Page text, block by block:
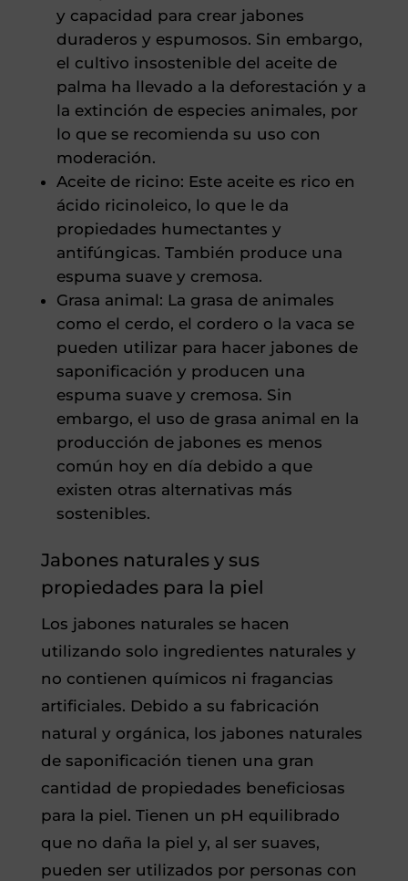
y capacidad para crear jabones
duraderos y espumosos. Sin embargo,
el cultivo insostenible del aceite de
palma ha llevado a la deforestación y a
la extinción de especies animales, por
lo que se recomienda su uso con
moderación.
Aceite de ricino: Este aceite es rico en
ácido ricinoleico, lo que le da
propiedades humectantes y
antifúngicas. También produce una
espuma suave y cremosa.
Grasa animal: La grasa de animales
como el cerdo, el cordero o la vaca se
pueden utilizar para hacer jabones de
saponificación y producen una
espuma suave y cremosa. Sin
embargo, el uso de grasa animal en la
producción de jabones es menos
común hoy en día debido a que
existen otras alternativas más
sostenibles.
Jabones naturales y sus
propiedades para la piel
Los jabones naturales se hacen
utilizando solo ingredientes naturales y
no contienen químicos ni fragancias
artificiales. Debido a su fabricación
natural y orgánica, los jabones naturales
de saponificación tienen una gran
cantidad de propiedades beneficiosas
para la piel. Tienen un pH equilibrado
que no daña la piel y, al ser suaves,
pueden ser utilizados por personas con